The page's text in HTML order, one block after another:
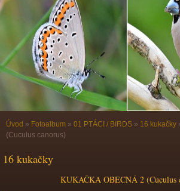
Úvod » Fotoalbum » 01 PTÁCI / BIRDS » 16 kukačky
(Cuculus canorus)
16 kukačky
KUKAČKA OBECNÁ 2 (Cuculus